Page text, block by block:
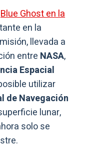
Blue Ghost en la
en la
llevada a
entre NASA,
Espacial
utilizar
de Navegación
lunar,
solo se